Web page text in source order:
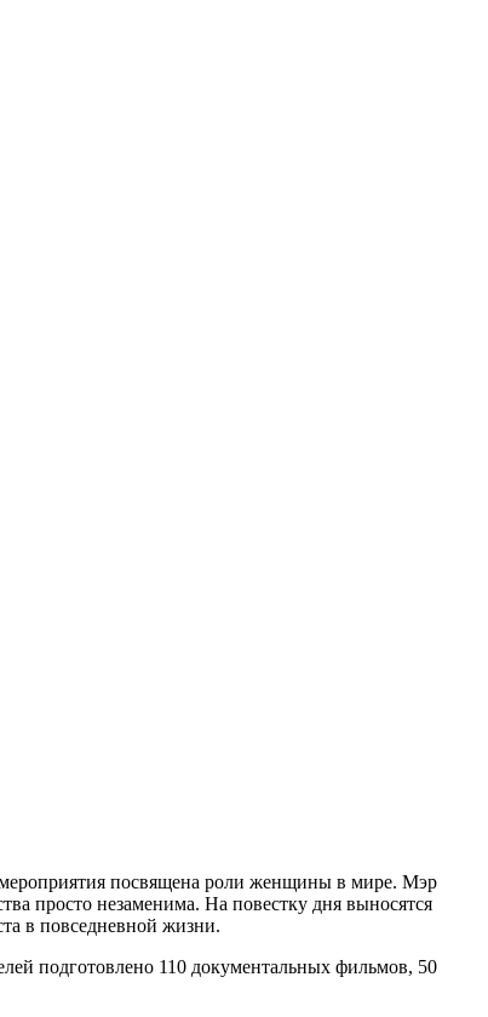
мероприятия посвящена роли женщины в мире. Мэр
просто незаменима. На повестку дня выносятся
в повседневной жизни.
подготовлено 110 документальных фильмов, 50